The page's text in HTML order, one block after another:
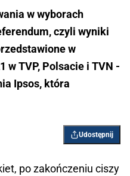
w wyborach
czyli wyniki
w
w TVP, Polsacie i TVN -
Ipsos, która
Udostępnij
po zakończeniu ciszy